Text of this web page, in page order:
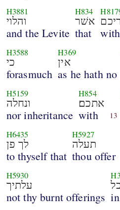
H3881
והלוי
and the Levite
H834
אשׁר
that
H3588
כי
forasmuch
H369
אין
as he hath no
H5159
ונחלה
nor inheritance
H854
אתכם׃
with 13
H6435
לך פן
to thyself that
H5927
תעלה
thou offer
H5930
עלתיך
not thy burnt offerings